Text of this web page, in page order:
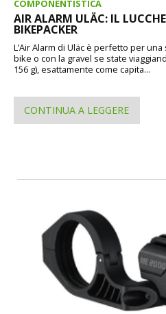
COMPONENTISTICA
AIR ALARM ULÄC: IL
BIKEPACKER
L’Air Alarm di Uläc è perfetto per
bike o con la gravel se state
156 g), esattamente come capita...
CONTINUA A LEGGERE